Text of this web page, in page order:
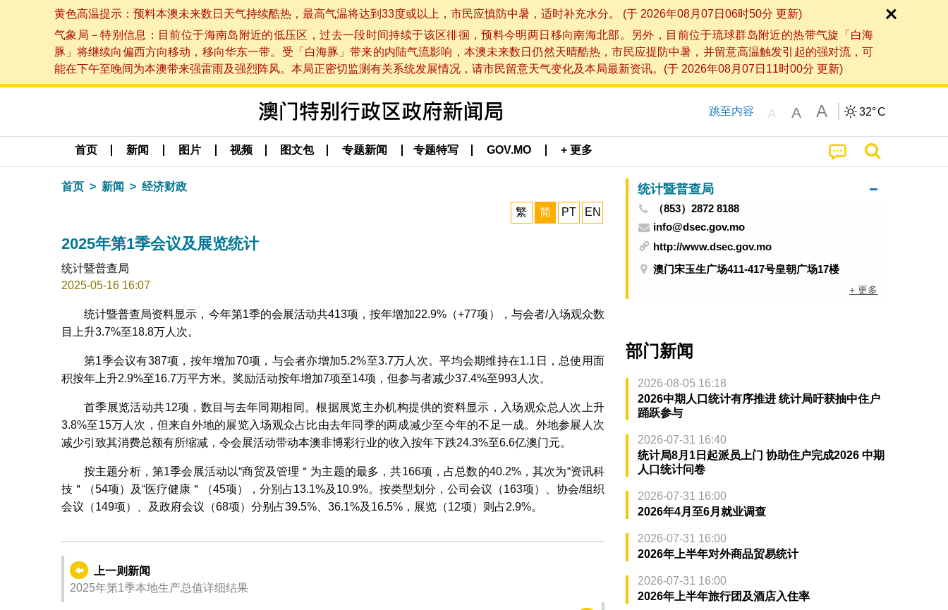
黄色高温提示：预料本澳未来数日天气持续酷热，最高气温将达到33度或以上，市民应慎防中暑，适时补充水分。 (于 2026年08月07日06时50分 更新)
气象局－特别信息：目前位于海南岛附近的低压区，过去一段时间持续于该区徘徊，预料今明两日移向南海北部。另外，目前位于琉球群岛附近的热带气旋「白海
豚」将继续向偏西方向移动，移向华东一带。受「白海豚」带来的内陆气流影响，本澳未来数日仍然天晴酷热，市民应提防中暑，并留意高温触发引起的强对流，可
能在下午至晚间为本澳带来强雷雨及强烈阵风。本局正密切监测有关系统发展情况，请市民留意天气变化及本局最新资讯。(于 2026年08月07日11时00分 更新)
跳至内容 A A A 32°C
首页 新闻 图片 视频 图文包 专题新闻 专题特写 GOV.MO + 更多
首页 新闻 经济财政
繁 简 PT EN
2025年第1季会议及展览统计
统计暨普查局
2025-05-16 16:07
统计暨普查局资料显示，今年第1季的会展活动共413项，按年增加22.9%（+77项），与会者/入场观众数
目上升3.7%至18.8万人次。
第1季会议有387项，按年增加70项，与会者亦增加5.2%至3.7万人次。平均会期维持在1.1日，总使用面
积按年上升2.9%至16.7万平方米。奖励活动按年增加7项至14项，但参与者减少37.4%至993人次。
首季展览活动共12项，数目与去年同期相同。根据展览主办机构提供的资料显示，入场观众总人次上升
3.8%至15万人次，但来自外地的展览入场观众占比由去年同季的两成减少至今年的不足一成。外地参展人次
减少引致其消费总额有所缩减，令会展活动带动本澳非博彩行业的收入按年下跌24.3%至6.6亿澳门元。
按主题分析，第1季会展活动以“商贸及管理＂为主题的最多，共166项，占总数的40.2%，其次为“资讯科
技＂（54项）及“医疗健康＂（45项），分别占13.1%及10.9%。按类型划分，公司会议（163项）、协会/组织
会议（149项）、及政府会议（68项）分别占39.5%、36.1%及16.5%，展览（12项）则占2.9%。
上一则新闻
2025年第1季本地生产总值详细结果
统计暨普查局
（853）2872 8188
info@dsec.gov.mo
http://www.dsec.gov.mo
澳门宋玉生广场411-417号皇朝广场17楼
+ 更多
部门新闻
2026-08-05 16:18
2026中期人口统计有序推进 统计局吁获抽中住户
踊跃参与
2026-07-31 16:40
统计局8月1日起派员上门 协助住户完成2026 中期
人口统计问卷
2026-07-31 16:00
2026年4月至6月就业调查
2026-07-31 16:00
2026年上半年对外商品贸易统计
2026-07-31 16:00
2026年上半年旅行团及酒店入住率